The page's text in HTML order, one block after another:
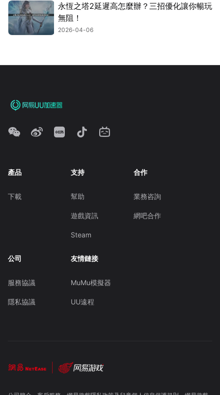
永恆之塔2延遲高怎麼辦？三招優化讓你暢玩
無阻！
2026-04-06
產品
下載
支持
幫助
遊戲資訊
Steam
合作
業務咨詢
網吧合作
公司
服務協議
隱私協議
友情鏈接
MuMu模擬器
UU遠程